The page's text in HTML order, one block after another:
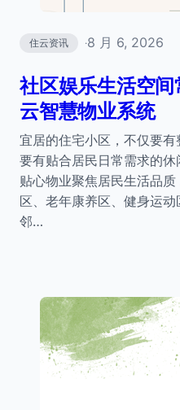
住云资讯 ·8 月 6, 2026
社区娱乐生活空
云智慧物业系统
宜居的住宅小区，不仅要
要有贴合居民日常需求的
贴心物业聚焦居民生活品
区、老年康养区、健身运动
邻…